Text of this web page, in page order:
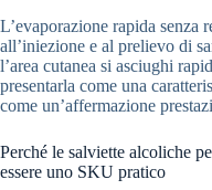
L’evaporazione rapida senza
all’iniezione e al prelievo di
l’area cutanea si asciughi
presentarla come una
come un’affermazione
Perché le salviette alcoliche
essere uno SKU pratico